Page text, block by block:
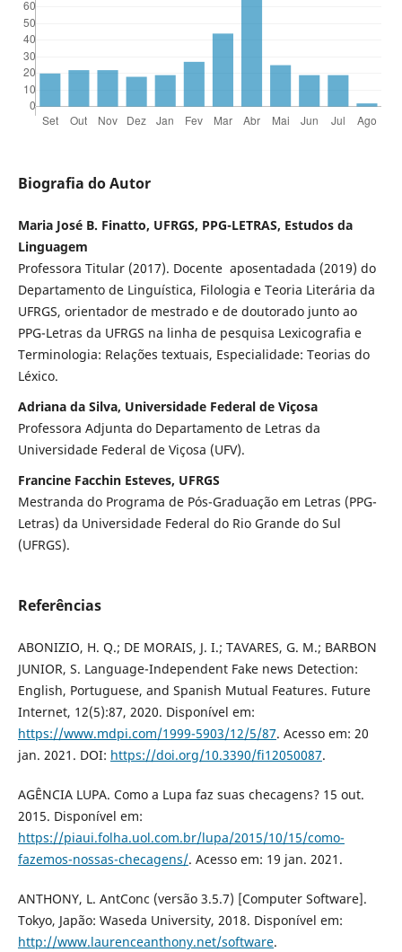
Biografia do Autor
Maria José B. Finatto, UFRGS, PPG-LETRAS, Estudos da
Linguagem
Professora Titular (2017). Docente aposentadada (2019) do
Departamento de Linguística, Filologia e Teoria Literária da
UFRGS, orientador de mestrado e de doutorado junto ao
PPG-Letras da UFRGS na linha de pesquisa Lexicografia e
Terminologia: Relações textuais, Especialidade: Teorias do
Léxico.
Adriana da Silva, Universidade Federal de Viçosa
Professora Adjunta do Departamento de Letras da
Universidade Federal de Viçosa (UFV).
Francine Facchin Esteves, UFRGS
Mestranda do Programa de Pós-Graduação em Letras (PPG-
Letras) da Universidade Federal do Rio Grande do Sul
(UFRGS).
Referências
ABONIZIO, H. Q.; DE MORAIS, J. I.; TAVARES, G. M.; BARBON
JUNIOR, S. Language-Independent Fake news Detection:
English, Portuguese, and Spanish Mutual Features. Future
Internet, 12(5):87, 2020. Disponível em:
https://www.mdpi.com/1999-5903/12/5/87. Acesso em: 20
jan. 2021. DOI: https://doi.org/10.3390/fi12050087.
AGÊNCIA LUPA. Como a Lupa faz suas checagens? 15 out.
2015. Disponível em:
https://piaui.folha.uol.com.br/lupa/2015/10/15/como-
fazemos-nossas-checagens/. Acesso em: 19 jan. 2021.
ANTHONY, L. AntConc (versão 3.5.7) [Computer Software].
Tokyo, Japão: Waseda University, 2018. Disponível em:
http://www.laurenceanthony.net/software.